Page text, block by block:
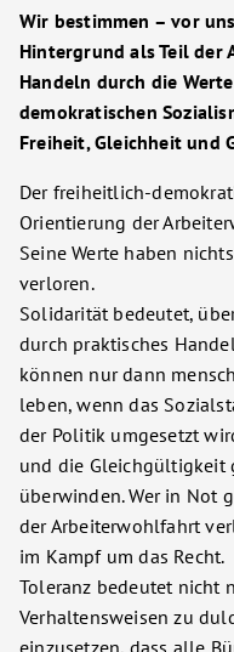
Wir bestimmen – vor
Hintergrund als Teil der
Handeln durch die
demokratischen
Freiheit, Gleichheit und
Der freiheitlich-
Orientierung der
Seine Werte haben
verloren.
Solidarität bedeutet,
durch praktisches
können nur dann
leben, wenn das
der Politik umgesetzt
und die Gleichgültigkeit
überwinden. Wer in Not
der Arbeiterwohlfahrt
im Kampf um das Recht.
Toleranz bedeutet nicht
Verhaltensweisen zu